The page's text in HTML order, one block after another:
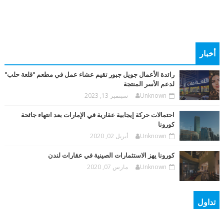
أخبار
رائدة الأعمال جويل جبور تقيم عشاء عمل في مطعم "قلعة حلب"
لدعم الأسر المنتجة
Unknown سبتمبر 13, 2023
احتمالات حركة إيجابية عقارية في الإمارات بعد انتهاء جائحة
كورونا
Unknown أبريل 02, 2020
كورونا يهز الاستثمارات الصينية في عقارات لندن
Unknown مارس 07, 2020
تداول